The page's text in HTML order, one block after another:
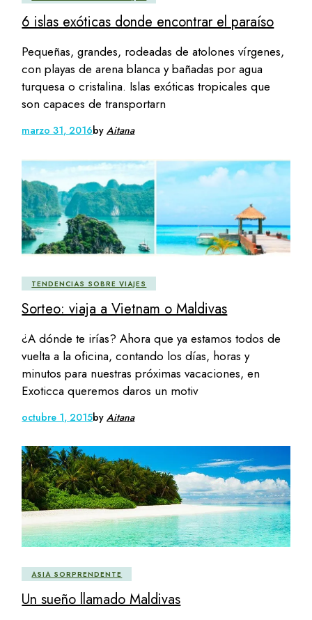
6 islas exóticas donde encontrar el paraíso
Pequeñas, grandes, rodeadas de atolones vírgenes,
con playas de arena blanca y bañadas por agua
turquesa o cristalina. Islas exóticas tropicales que
son capaces de transportarn
marzo 31, 2016byAitana
TENDENCIAS SOBRE VIAJES
Sorteo: viaja a Vietnam o Maldivas
¿A dónde te irías? Ahora que ya estamos todos de
vuelta a la oficina, contando los días, horas y
minutos para nuestras próximas vacaciones, en
Exoticca queremos daros un motiv
octubre 1, 2015byAitana
ASIA SORPRENDENTE
Un sueño llamado Maldivas